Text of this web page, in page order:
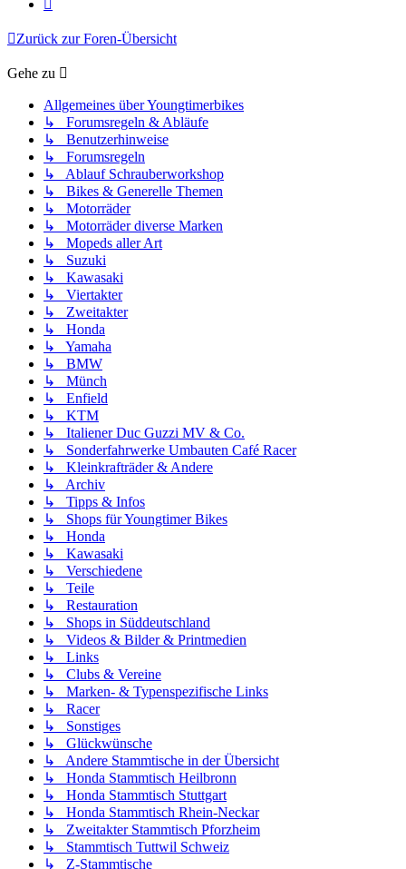
Zurück zur Foren-Übersicht
Gehe zu
Allgemeines über Youngtimerbikes
↳ Forumsregeln & Abläufe
↳ Benutzerhinweise
↳ Forumsregeln
↳ Ablauf Schrauberworkshop
↳ Bikes & Generelle Themen
↳ Motorräder
↳ Motorräder diverse Marken
↳ Mopeds aller Art
↳ Suzuki
↳ Kawasaki
↳ Viertakter
↳ Zweitakter
↳ Honda
↳ Yamaha
↳ BMW
↳ Münch
↳ Enfield
↳ KTM
↳ Italiener Duc Guzzi MV & Co.
↳ Sonderfahrwerke Umbauten Café Racer
↳ Kleinkrafträder & Andere
↳ Archiv
↳ Tipps & Infos
↳ Shops für Youngtimer Bikes
↳ Honda
↳ Kawasaki
↳ Verschiedene
↳ Teile
↳ Restauration
↳ Shops in Süddeutschland
↳ Videos & Bilder & Printmedien
↳ Links
↳ Clubs & Vereine
↳ Marken- & Typenspezifische Links
↳ Racer
↳ Sonstiges
↳ Glückwünsche
↳ Andere Stammtische in der Übersicht
↳ Honda Stammtisch Heilbronn
↳ Honda Stammtisch Stuttgart
↳ Honda Stammtisch Rhein-Neckar
↳ Zweitakter Stammtisch Pforzheim
↳ Stammtisch Tuttwil Schweiz
↳ Z-Stammtische